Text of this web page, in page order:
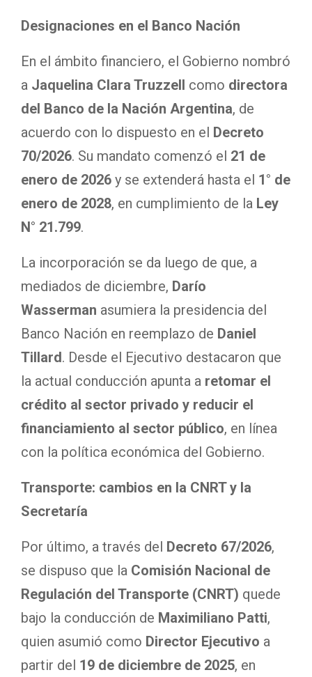
Designaciones en el Banco Nación
En el ámbito financiero, el Gobierno nombró
a Jaquelina Clara Truzzell como directora
del Banco de la Nación Argentina, de
acuerdo con lo dispuesto en el Decreto
70/2026. Su mandato comenzó el 21 de
enero de 2026 y se extenderá hasta el 1° de
enero de 2028, en cumplimiento de la Ley
N° 21.799.
La incorporación se da luego de que, a
mediados de diciembre, Darío
Wasserman asumiera la presidencia del
Banco Nación en reemplazo de Daniel
Tillard. Desde el Ejecutivo destacaron que
la actual conducción apunta a retomar el
crédito al sector privado y reducir el
financiamiento al sector público, en línea
con la política económica del Gobierno.
Transporte: cambios en la CNRT y la
Secretaría
Por último, a través del Decreto 67/2026,
se dispuso que la Comisión Nacional de
Regulación del Transporte (CNRT) quede
bajo la conducción de Maximiliano Patti,
quien asumió como Director Ejecutivo a
partir del 19 de diciembre de 2025, en